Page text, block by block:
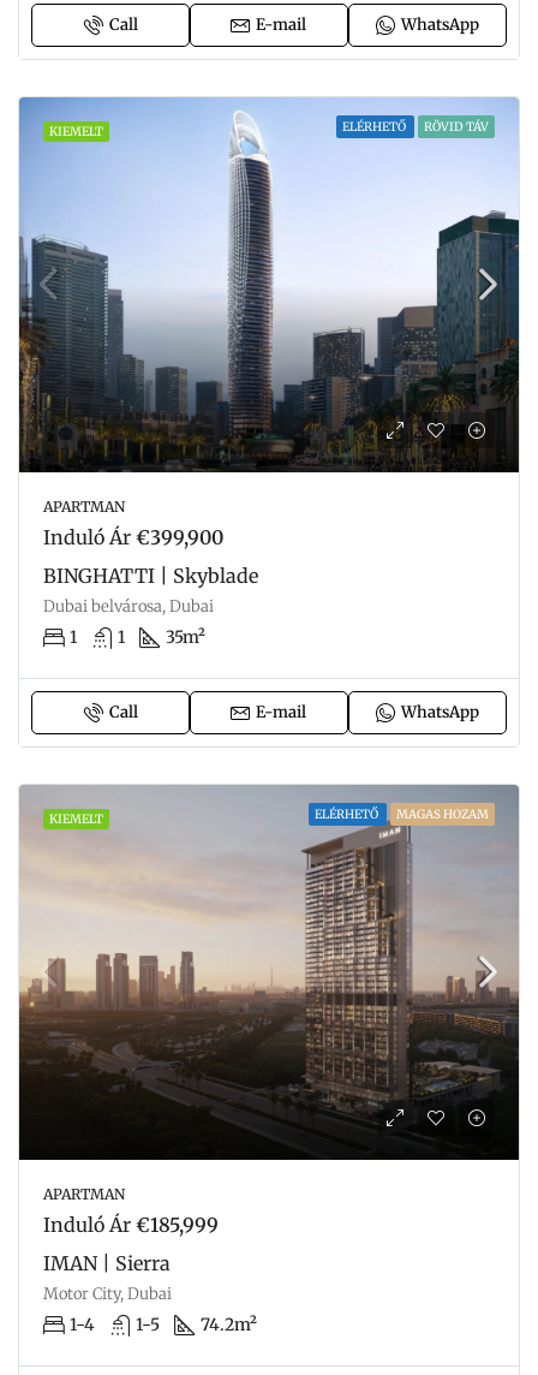
Call E-mail WhatsApp
KIEMELT ELÉRHETŐ RÖVID TÁV
APARTMAN
Induló Ár €399,900
BINGHATTI | Skyblade
Dubai belvárosa, Dubai
1 1 35m²
Call E-mail WhatsApp
KIEMELT ELÉRHETŐ MAGAS HOZAM
APARTMAN
Induló Ár €185,999
IMAN | Sierra
Motor City, Dubai
1-4 1-5 74.2m²